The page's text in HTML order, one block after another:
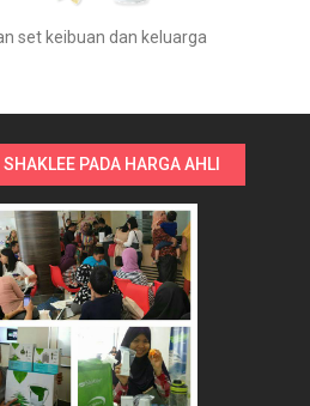
set keibuan dan keluarga
PADA HARGA AHLI